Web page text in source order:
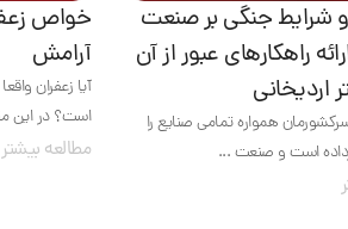
و شرایط جنگی بر صنعت
راهکارهای عبور از آن
اردیخانی
همواره تمامی صنایع را
است و صنعت ...
خواص
آرامش
آیا زعفران
است؟ در این
مطالعه بیشتر